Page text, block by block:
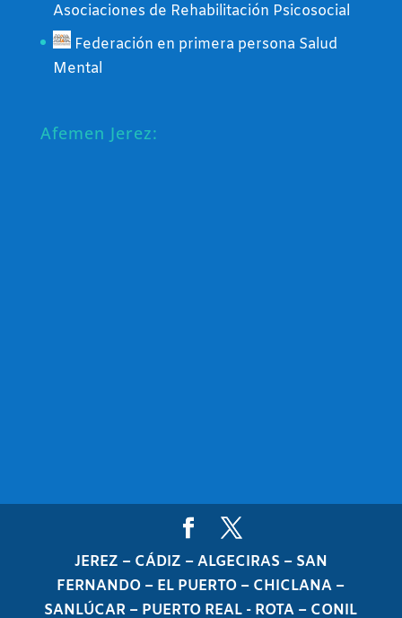
Asociaciones de Rehabilitación Psicosocial
Federación en primera persona Salud
Mental
Afemen Jerez:
JEREZ – CÁDIZ – ALGECIRAS – SAN
FERNANDO – EL PUERTO – CHICLANA –
SANLÚCAR – PUERTO REAL - ROTA – CONIL